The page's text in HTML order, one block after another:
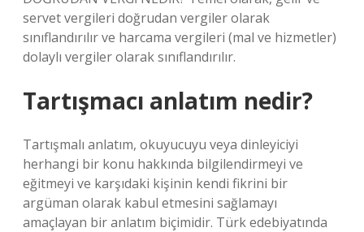
servet vergileri doğrudan vergiler olarak
sınıflandırılır ve harcama vergileri (mal ve hizmetler)
dolaylı vergiler olarak sınıflandırılır.
Tartışmacı anlatım nedir?
Tartışmalı anlatım, okuyucuyu veya dinleyiciyi
herhangi bir konu hakkında bilgilendirmeyi ve
eğitmeyi ve karşıdaki kişinin kendi fikrini bir
argüman olarak kabul etmesini sağlamayı
amaçlayan bir anlatım biçimidir. Türk edebiyatında